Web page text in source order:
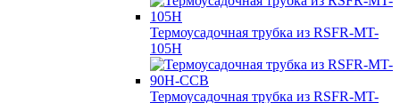
Термоусадочная трубка из RSFR-MT-
105H
Термоусадочная трубка из RSFR-MT-